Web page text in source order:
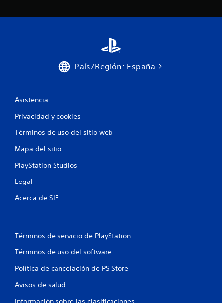
País/Región: España
Asistencia
Privacidad y cookies
Términos de uso del sitio web
Mapa del sitio
PlayStation Studios
Legal
Acerca de SIE
Términos de servicio de PlayStation
Términos de uso del software
Política de cancelación de PS Store
Avisos de salud
Información sobre las clasificaciones